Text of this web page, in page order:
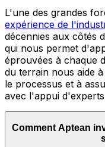
L'une des grandes
expérience de
décennies aux côtés
qui nous permet
éprouvées à chaque
du terrain nous aide
le processus et à
avec l'appui
Comment Aptean